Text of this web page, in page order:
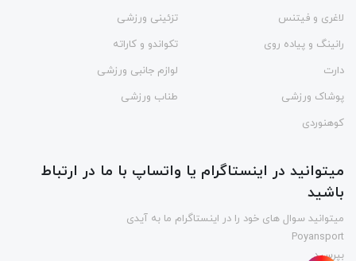
لاغری و فیتنس
تزئینی ورزشی
رانینگ و پیاده روی
تکواندو و کاراته
دارت
لوازم جانبی ورزشی
پوشاک ورزشی
طناب ورزشی
کوهنوردی
میتوانید در اینستاگرام یا واتساپ با ما در ارتباط
باشید
میتوانید سوال های خود را در اینستاگرام ما به آیدی
Poyansport
بپرسید